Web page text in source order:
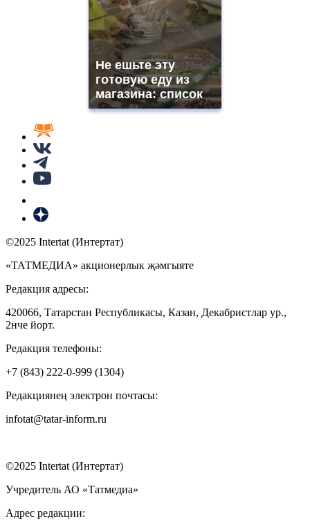
Не ешьте эту
готовую еду из
магазина: список
©2025 Intertat (Интертат)
«ТАТМЕДИА» акционерлык җәмгыяте
Редакция адресы:
420066, Татарстан Республикасы, Казан, Декабристлар ур.,
2нче йорт.
Редакция телефоны:
+7 (843) 222-0-999 (1304)
Редакциянең электрон почтасы:
infotat@tatar-inform.ru
©2025 Intertat (Интертат)
Учредитель АО «Татмедиа»
Адрес редакции: